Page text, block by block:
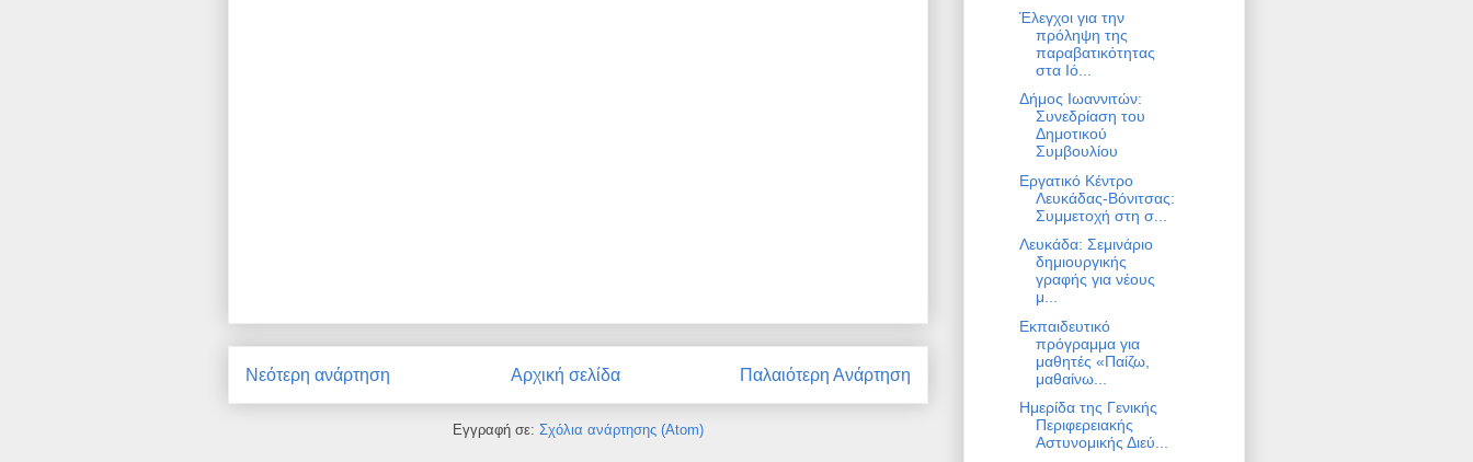
Νεότερη ανάρτηση Παλαιότερη Ανάρτηση
Αρχική σελίδα
Εγγραφή σε: Σχόλια ανάρτησης (Atom)
Έλεγχοι για την
πρόληψη της
παραβατικότητας
στα Ιό...
Δήμος Ιωαννιτών:
Συνεδρίαση του
Δημοτικού
Συμβουλίου
Εργατικό Κέντρο
Λευκάδας-Βόνιτσας:
Συμμετοχή στη σ...
Λευκάδα: Σεμινάριο
δημιουργικής
γραφής για νέους
μ...
Εκπαιδευτικό
πρόγραμμα για
μαθητές «Παίζω,
μαθαίνω...
Ημερίδα της Γενικής
Περιφερειακής
Αστυνομικής Διεύ...